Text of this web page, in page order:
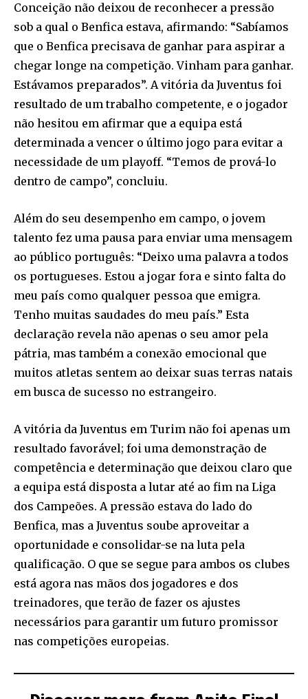
Conceição não deixou de reconhecer a pressão
sob a qual o Benfica estava, afirmando: “Sabíamos
que o Benfica precisava de ganhar para aspirar a
chegar longe na competição. Vinham para ganhar.
Estávamos preparados”. A vitória da Juventus foi
resultado de um trabalho competente, e o jogador
não hesitou em afirmar que a equipa está
determinada a vencer o último jogo para evitar a
necessidade de um playoff. “Temos de prová-lo
dentro de campo”, concluiu.
Além do seu desempenho em campo, o jovem
talento fez uma pausa para enviar uma mensagem
ao público português: “Deixo uma palavra a todos
os portugueses. Estou a jogar fora e sinto falta do
meu país como qualquer pessoa que emigra.
Tenho muitas saudades do meu país.” Esta
declaração revela não apenas o seu amor pela
pátria, mas também a conexão emocional que
muitos atletas sentem ao deixar suas terras natais
em busca de sucesso no estrangeiro.
A vitória da Juventus em Turim não foi apenas um
resultado favorável; foi uma demonstração de
competência e determinação que deixou claro que
a equipa está disposta a lutar até ao fim na Liga
dos Campeões. A pressão estava do lado do
Benfica, mas a Juventus soube aproveitar a
oportunidade e consolidar-se na luta pela
qualificação. O que se segue para ambos os clubes
está agora nas mãos dos jogadores e dos
treinadores, que terão de fazer os ajustes
necessários para garantir um futuro promissor
nas competições europeias.